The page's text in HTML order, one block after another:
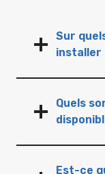
Sur
installer
Quels
Est-ce